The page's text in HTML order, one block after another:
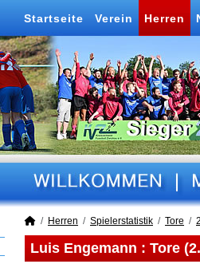
Startseite Verein Herren
Herren Spielerstatistik Tore
Luis Engemann : Tore